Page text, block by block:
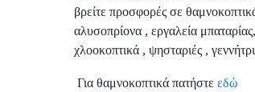
Περισσότερα
βρείτε προσφορές σε
αλυσοπρίονα , εργαλεία μπαταρίας,
χλοοκοπτικά , ψησταριές ,
Για θαμνοκοπτικά πατήστεεδώ